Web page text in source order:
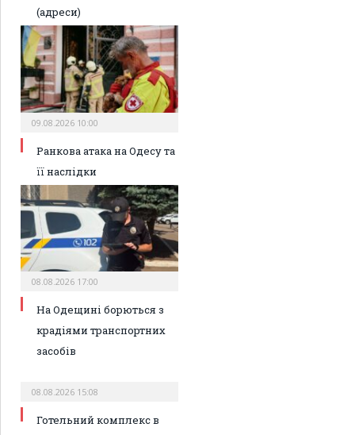
(адреси)
09.08.2026 10:00
Ранкова атака на Одесу та
її наслідки
08.08.2026 17:00
На Одещині борються з
крадіями транспортних
засобів
08.08.2026 15:08
Готельний комплекс в